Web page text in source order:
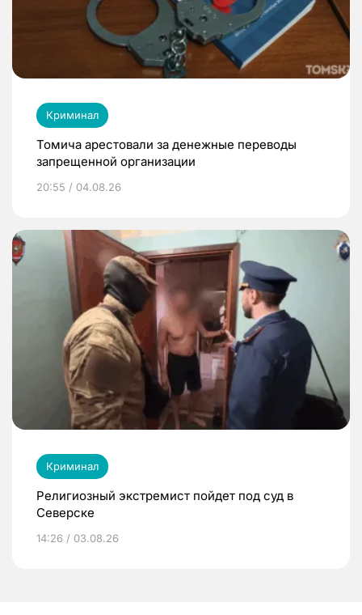
Криминал
Томича арестовали за денежные переводы
запрещенной организации
20:55 / 04.08.26
Криминал
Религиозный экстремист пойдет под суд в
Северске
14:26 / 03.08.26